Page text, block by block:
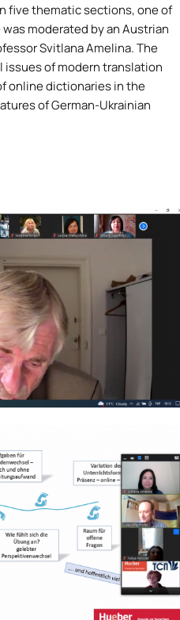
five thematic sections, one of
moderated by an Austrian
Svitlana Amelina. The
of modern translation
online dictionaries in the
of German-Ukrainian